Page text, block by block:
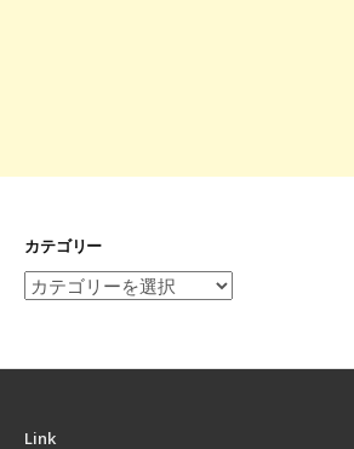
カテゴリー
カ
リ
Link